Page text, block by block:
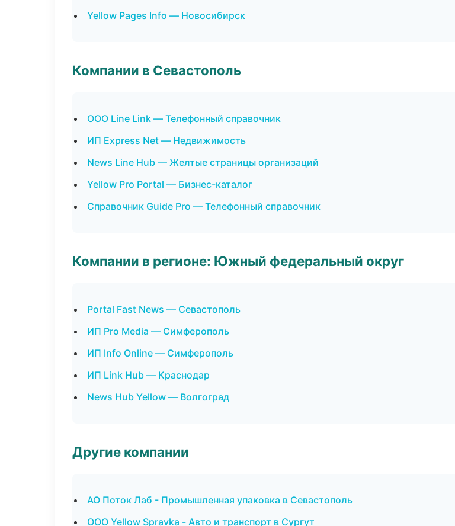
Yellow Pages Info — Новосибирск
Компании в Севастополь
ООО Line Link — Телефонный справочник
ИП Express Net — Недвижимость
News Line Hub — Желтые страницы организаций
Yellow Pro Portal — Бизнес-каталог
Справочник Guide Pro — Телефонный справочник
Компании в регионе: Южный федеральный округ
Portal Fast News — Севастополь
ИП Pro Media — Симферополь
ИП Info Online — Симферополь
ИП Link Hub — Краснодар
News Hub Yellow — Волгоград
Другие компании
АО Поток Лаб - Промышленная упаковка в Севастополь
ООО Yellow Spravka - Авто и транспорт в Сургут